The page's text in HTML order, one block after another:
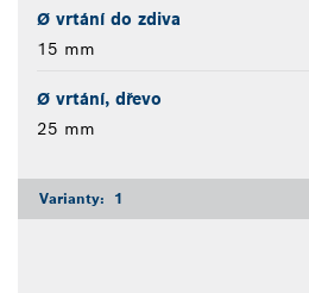
Ø vrtání do zdiva
15 mm
Ø vrtání, dřevo
25 mm
Varianty: 1